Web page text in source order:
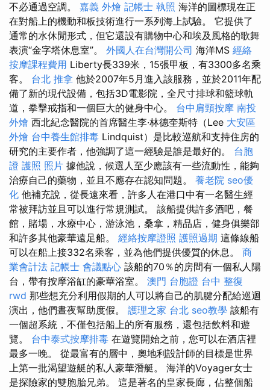
不必通過空調。 嘉義 外燴 記帳士 執照 海洋的圖標現在正
在對船上的機動和板技術進行一系列海上試驗。 它提供了
通常的水休閒形式，但它還設有購物中心和埃及風格的歌舞
表演“金字塔休息室”。 外國人在台灣開公司 海洋MS 經絡
按摩課程費用 Liberty長339米，15張甲板，有3300多名乘
客。 台北 推拿 他於2007年5月進入該服務，並於2011年配
備了新的現代設備，包括3D電影院，全尺寸排球和籃球軌
道，拳擊戒指和一個巨大的健身中心。 台中肩頸按摩 南投
外燴 西北紀念醫院的首席醫生李·林德奎斯特（Lee 大安區
外燴 台中養生館排毒 Lindquist）是比較巡航和支持住房的
研究的主要作者，他強調了這一經驗是誰是最好的。 台胞
證 護照 照片 據他說，候選人至少應該有一些流動性，能夠
治療自己的藥物，並且不應存在認知問題。 養老院 seo優
化 他補充說，從長遠來看，許多人在港口中有一名醫生經
常被拜訪並且可以進行常規測試。 該船提供許多酒吧，餐
館，賭場，水療中心，游泳池，桑拿，精品店，健身俱樂部
和許多其他豪華遠足船。 經絡按摩證照 護照過期 這條線船
可以在船上接332名乘客，並為他們提供優質的休息。 商
業會計法 記帳士 會議點心 該船的70％的房間有一個私人陽
台，帶有按摩浴缸的豪華浴室。 澳門 台胞證 台中 整復
rwd 那些想充分利用假期的人可以將自己的肌腱分配給巡迴
演出，他們晝夜幫助度假。 護理之家 台北 seo教學 該船有
一個超系統，不僅包括船上的所有服務，還包括飲料和遊
覽。 台中泰式按摩排毒 在遊覽開始之前，您可以在酒店裡
最多一晚。 從最富有的層中，奧地利設計師的目標是世界
上第一批渴望遊艇的私人豪華潛艇。 海洋的Voyager女士
是探險家的雙胞胎兄弟。 這是著名的皇家長廊，佔整個船